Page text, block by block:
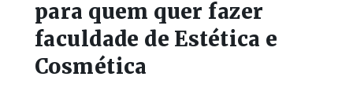
para quem quer fazer
faculdade de Estética e
Cosmética